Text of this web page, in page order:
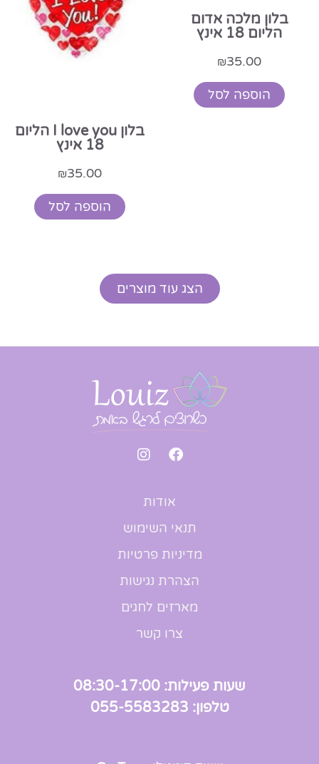
בלון מלכה אדום
הליום 18 אינץ
₪35.00
הוספה לסל
בלון I love you הליום
18 אינץ
₪35.00
הוספה לסל
הצג עוד מוצרים
אודות
תנאי השימוש
מדיניות פרטיות
הצהרת נגישות
מארזים לחגים
צרו קשר
שעות פעילות: 08:30-17:00
טלפון: 055-5583283